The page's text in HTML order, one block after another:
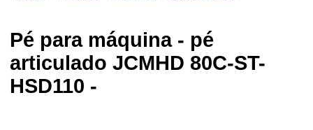
Pé para máquina - pé
articulado JCMHD 80C-ST-
HSD110 -